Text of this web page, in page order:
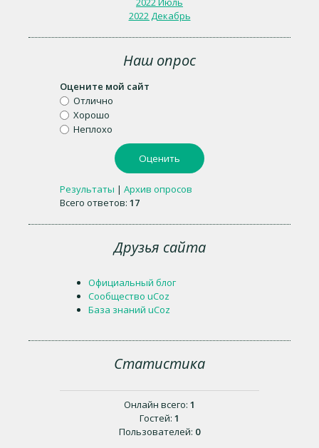
2022 Декабрь
Наш опрос
Оцените мой сайт
Отлично
Хорошо
Неплохо
Результаты | Архив опросов
Всего ответов: 17
Друзья сайта
Официальный блог
Сообщество uCoz
База знаний uCoz
Статистика
Онлайн всего: 1
Гостей: 1
Пользователей: 0